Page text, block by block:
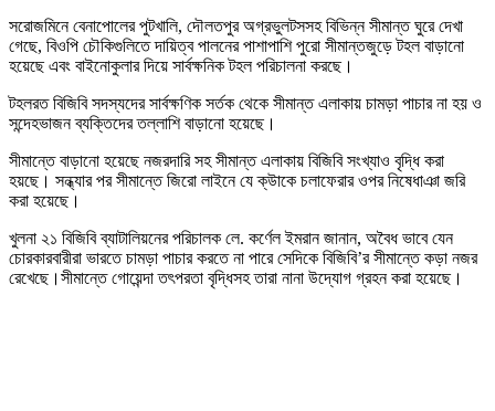
সরোজমিনে বেনাপোলের পুটখালি, দৌলতপুর অগ্রভুলটসসহ বিভিন্ন সীমান্ত ঘুরে দেখা
গেছে, বিওপি চৌকিগুলিতে দায়িত্ব পালনের পাশাপাশি পুরো সীমান্তজুড়ে টহল বাড়ানো
হয়েছে এবং বাইনোকুলার দিয়ে সার্বক্ষনিক টহল পরিচালনা করছে।
টহলরত বিজিবি সদস্যদের সার্বক্ষণিক সর্তক থেকে সীমান্ত এলাকায় চামড়া পাচার না হয় ও
সন্দেহভাজন ব্যক্তিদের তল্লাশি বাড়ানো হয়েছে।
সীমান্তে বাড়ানো হয়েছে নজরদারি সহ সীমান্ত এলাকায় বিজিবি সংখ্যাও বৃদ্ধি করা
হয়ছে। সন্ধ্যার পর সীমান্তে জিরো লাইনে যে ক্উাকে চলাফেরার ওপর নিষেধাঞা জরি
করা হয়েছে।
খুলনা ২১ বিজিবি ব্যাটালিয়নের পরিচালক লে. কর্ণেল ইমরান জানান, অবৈধ ভাবে যেন
চোরকারবারীরা ভারতে চামড়া পাচার করতে না পারে সেদিকে বিজিবি’র সীমান্তে কড়া নজর
রেখেছে।সীমান্তে গোয়েন্দা তৎপরতা বৃদ্ধিসহ তারা নানা উদ্যোগ গ্রহন করা হয়েছে।